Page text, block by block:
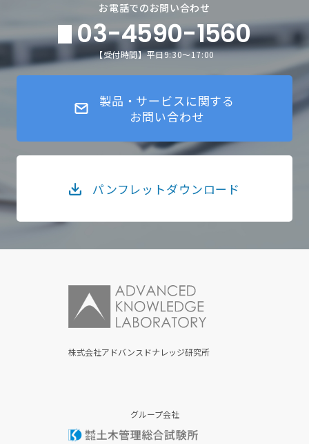
お電話でのお問い合わせ
03-4590-1560
【受付時間】平日9:30～17:00
製品・サービスに関する
お問い合わせ
パンフレットダウンロード
株式会社アドバンスドナレッジ研究所
グループ会社